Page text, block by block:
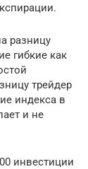
разницу
гибкие как
трейдер
индекса в
и не
инвестиции